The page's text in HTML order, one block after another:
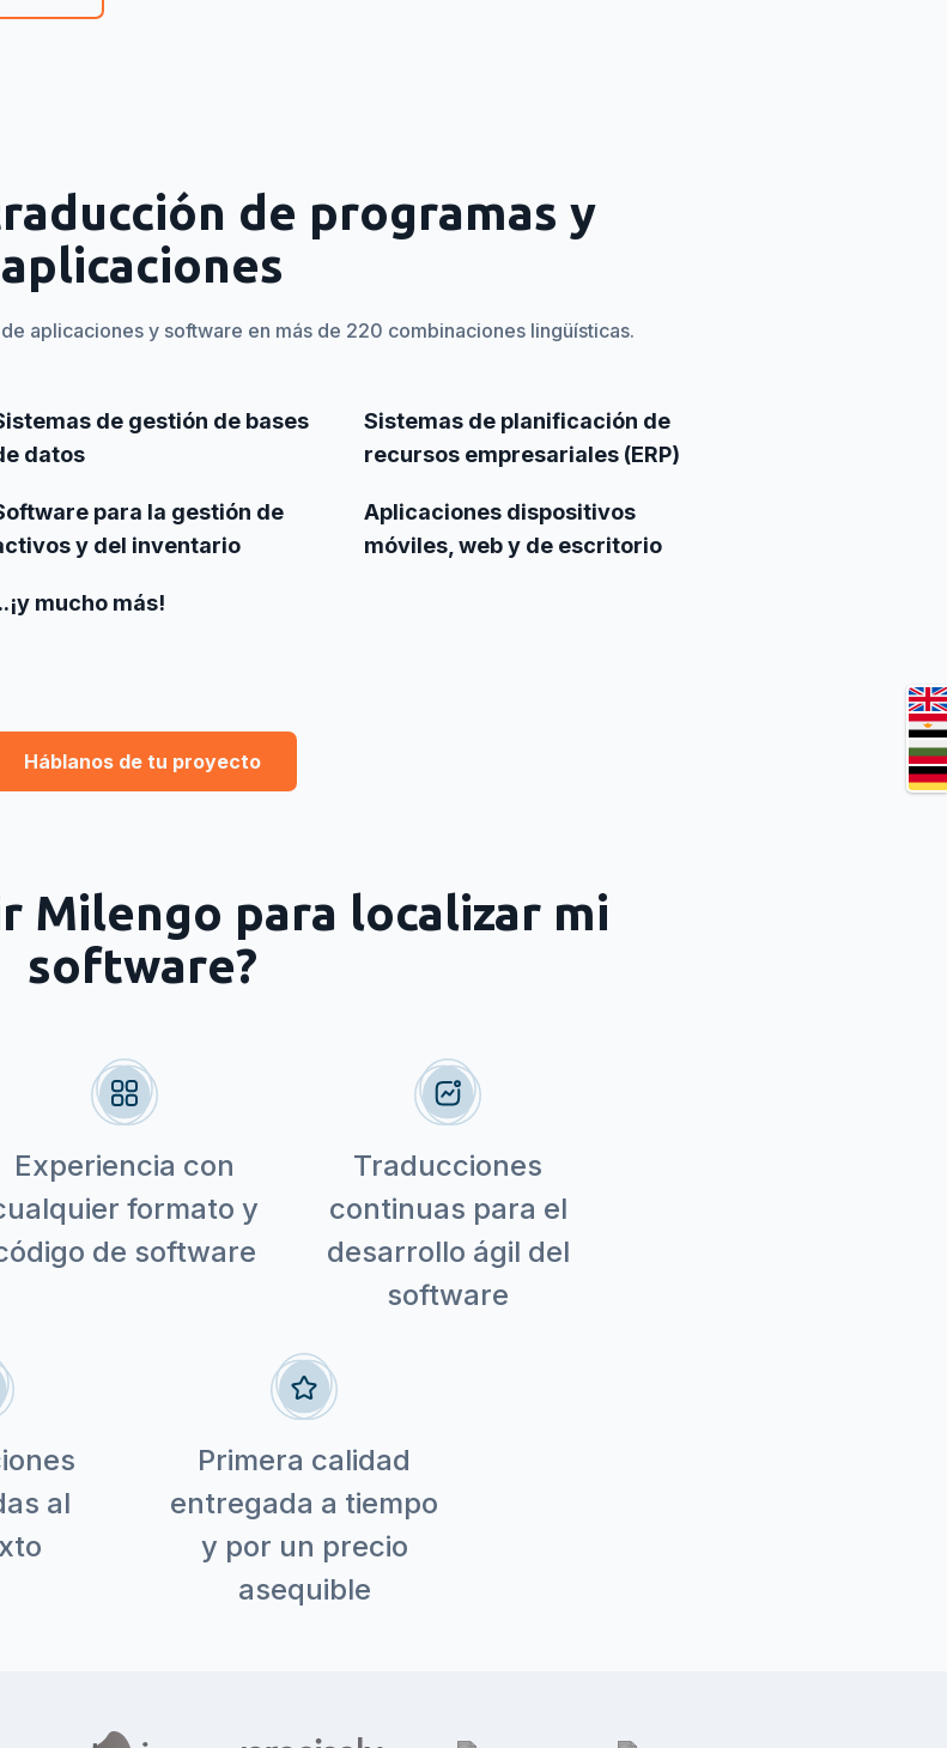
de programas y
aplicaciones
aplicaciones y software en más de 220 combinaciones lingüísticas.
de gestión de bases
datos
Sistemas de planificación de
recursos empresariales (ERP)
para la gestión de
y del inventario
Aplicaciones dispositivos
móviles, web y de escritorio
mucho más!
Háblanos de tu proyecto
Milengo para localizar mi
software?
Experiencia con
formato y
de software
Traducciones
continuas para el
desarrollo ágil del
software
al
Primera calidad
entregada a tiempo
y por un precio
asequible